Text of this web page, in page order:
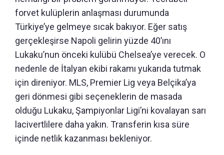
forvet kulüplerin anlaşması durumunda
Türkiye’ye gelmeye sıcak bakıyor. Eğer satış
gerçekleşirse Napoli gelirin yüzde 40’ını
Lukaku’nun önceki kulübü Chelsea’ye verecek. O
nedenle de İtalyan ekibi rakamı yukarıda tutmak
için direniyor. MLS, Premier Lig veya Belçika’ya
geri dönmesi gibi seçeneklerin de masada
olduğu Lukaku, Şampiyonlar Ligi’ni kovalayan sarı
lacivertlilere daha yakın. Transferin kısa süre
içinde netlik kazanması bekleniyor.